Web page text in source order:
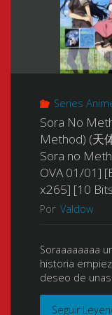
Series
Sora No
Method) (天
Sora no
OVA 01/01]
x265] [10
Por Valdow
Soraaaaaaaa
historia
deseo de
Seguir